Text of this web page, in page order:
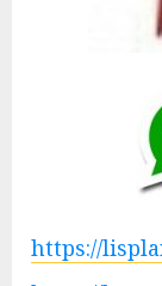
https://